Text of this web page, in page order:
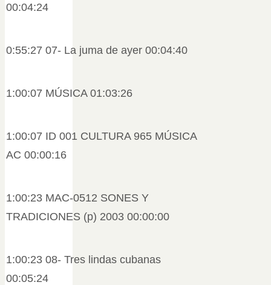
00:04:24
0:55:27 07- La juma de ayer 00:04:40
1:00:07 MÚSICA 01:03:26
1:00:07 ID 001 CULTURA 965 MÚSICA
AC 00:00:16
1:00:23 MAC-0512 SONES Y
TRADICIONES (p) 2003 00:00:00
1:00:23 08- Tres lindas cubanas
00:05:24